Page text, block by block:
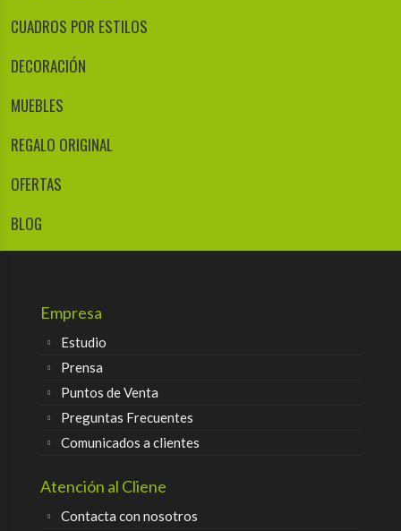
CUADROS POR ESTILOS
DECORACIÓN
MUEBLES
REGALO ORIGINAL
OFERTAS
BLOG
Empresa
Estudio
Prensa
Puntos de Venta
Preguntas Frecuentes
Comunicados a clientes
Atención al Cliene
Contacta con nosotros